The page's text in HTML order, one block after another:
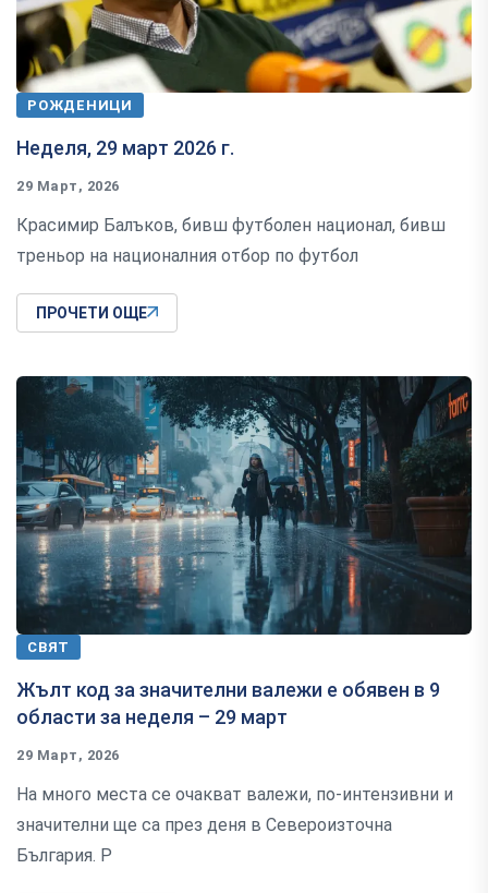
РОЖДЕНИЦИ
Неделя, 29 март 2026 г.
29 Март, 2026
Красимир Балъков, бивш футболен национал, бивш
треньор на националния отбор по футбол
ПРОЧЕТИ ОЩЕ
СВЯТ
Жълт код за значителни валежи е обявен в 9
области за неделя – 29 март
29 Март, 2026
На много места се очакват валежи, по-интензивни и
значителни ще са през деня в Североизточна
България. Р